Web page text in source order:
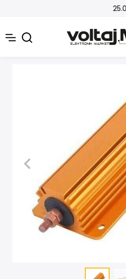
25.000+ AKTİF